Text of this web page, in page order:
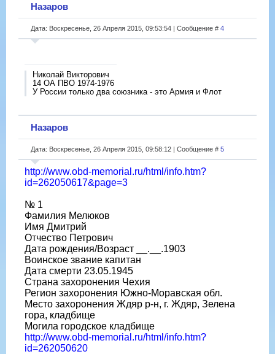
Назаров
Дата: Воскресенье, 26 Апреля 2015, 09:53:54 | Сообщение # 4
Николай Викторович
14 ОА ПВО 1974-1976
У России только два союзника - это Армия и Флот
Назаров
Дата: Воскресенье, 26 Апреля 2015, 09:58:12 | Сообщение # 5
http://www.obd-memorial.ru/html/info.htm?
id=262050617&page=3
№ 1
Фамилия Мелюков
Имя Дмитрий
Отчество Петрович
Дата рождения/Возраст __.__.1903
Воинское звание капитан
Дата смерти 23.05.1945
Страна захоронения Чехия
Регион захоронения Южно-Моравская обл.
Место захоронения Ждяр р-н, г. Ждяр, Зелена
гора, кладбище
Могила городское кладбище
http://www.obd-memorial.ru/html/info.htm?
id=262050620